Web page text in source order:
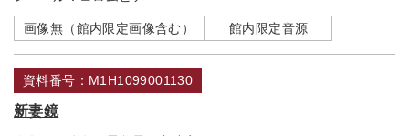
画像無（館内限定画像含む） 館内限定音源
資料番号：M1H1099001130
新妻鏡